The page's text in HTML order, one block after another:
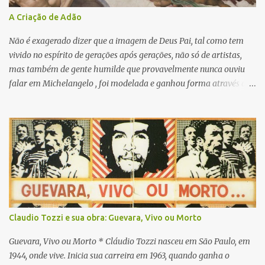
Sepp Baenderecck. que resultou na publicação do "Manifesto do
Rio Negro". Hoje a neocolonização coloca nossas tradições
culturais nos museus metropolitanos, como se fossem troféus de
caça e excluem a nossa criação atual das grandes m...
A Criação de Adão
Não é exagerado dizer que a imagem de Deus Pai, tal como tem
vivido no espírito de gerações após gerações, não só de artistas,
mas também de gente humilde que provavelmente nunca ouviu
falar em Michelangelo , foi modelada e ganhou forma através da
mais impressionante dentre eles seja o da Criação de Adão em um
dos grandes campos. Artistas anteriores a Michelangelo já tinham
pintado Adão deitado no chão e sendo chamado à vida por um
simples toque da mão de Deus, mas nenhum deles se aproximara
sequer de expressar a grandeza do mistério da Criação com
tamanha simplicidade e força. Nada existe no quadro que desvie a
atenção do tema principal. Adão está deitado no chão, com toda a
beleza e vigor que convém ao primeiro homem, do outro lado,
Deus Pai aproxima-se, transportado e emparado por seus anjos,
envolto num amplo e majestoso manto soprado pelo vento como
Claudio Tozzi e sua obra: Guevara, Vivo ou Morto
Guevara, Vivo ou Morto * Cláudio Tozzi nasceu em São Paulo, em
1944, onde vive. Inicia sua carreira em 1963, quando ganha o